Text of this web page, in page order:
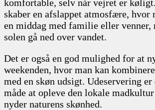
komfortable, selv når vejret er
skaber en afslappet atmosfære, hvor
en middag med familie eller venner,
solen gå ned over vandet.
Det er også en god mulighed for at
weekenden, hvor man kan
med en skøn udsigt. Udeservering
måde at opleve den lokale
nyder naturens skønhed.